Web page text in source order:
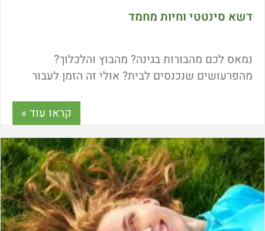
דשא סינטטי וחיות מחמד
נמאס לכם מהבורות בגינה? מהבוץ והלכלוך?
מהפרעושים שנכנסים לבית? אולי זה הזמן לעבור
קראו עוד »